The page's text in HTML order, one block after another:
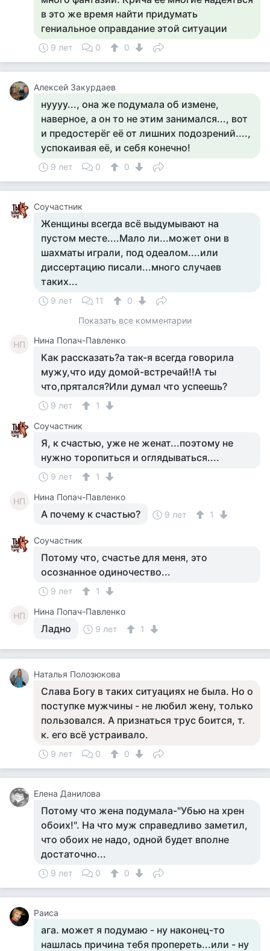
в это же время найти придумать
гениальное оправдание этой ситуации
9 лет 0 0
Алексей Закурдаев
нуууу..., она же подумала об измене,
наверное, а он то не этим занимался..., вот
и предостерёг её от лишних подозрений....,
успокаивая её, и себя конечно!
9 лет 0 0
Соучастник
Женщины всегда всё выдумывают на
пустом месте....Мало ли...может они в
шахматы играли, под одеалом....или
диссертацию писали...много случаев
таких...
9 лет 11
0
Показать все комментарии
НП Нина Попач-Павленко
Как рассказать?а так-я всегда говорила
мужу,что иду домой-встречай!!А ты
что,прятался?Или думал что успеешь?
9 лет
1
Соучастник
Я, к счастью, уже не женат...поэтому не
нужно торопиться и оглядываться....
9 лет 1
НП Нина Попач-Павленко
А почему к счастью? 9 лет 1
Соучастник
Потому что, счастье для меня, это
осознанное одиночество...
9 лет 1
НП Нина Попач-Павленко
Ладно 9 лет 1
Наталья Полозюкова
Слава Богу в таких ситуациях не была. Но о
поступке мужчины - не любил жену, только
пользовался. А признаться трус боится, т.
к. его всё устраивало.
9 лет 0 0
Елена Данилова
Потому что жена подумала-"Убью на хрен
обоих!". На что муж справедливо заметил,
что обоих не надо, одной будет вполне
достаточно...
9 лет 0 0
Раиса
ага. может я подумаю - ну наконец-то
нашлась причина тебя пропереть...или - ну